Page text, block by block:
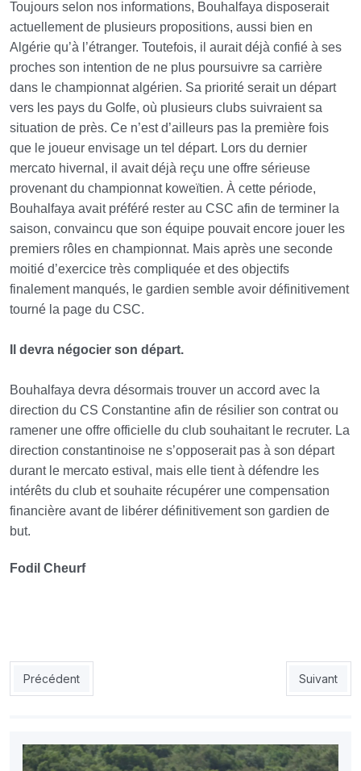
Toujours selon nos informations, Bouhalfaya disposerait
actuellement de plusieurs propositions, aussi bien en
Algérie qu’à l’étranger. Toutefois, il aurait déjà confié à ses
proches son intention de ne plus poursuivre sa carrière
dans le championnat algérien. Sa priorité serait un départ
vers les pays du Golfe, où plusieurs clubs suivraient sa
situation de près. Ce n’est d’ailleurs pas la première fois
que le joueur envisage un tel départ. Lors du dernier
mercato hivernal, il avait déjà reçu une offre sérieuse
provenant du championnat koweïtien. À cette période,
Bouhalfaya avait préféré rester au CSC afin de terminer la
saison, convaincu que son équipe pouvait encore jouer les
premiers rôles en championnat. Mais après une seconde
moitié d’exercice très compliquée et des objectifs
finalement manqués, le gardien semble avoir définitivement
tourné la page du CSC.
Il devra négocier son départ.
Bouhalfaya devra désormais trouver un accord avec la
direction du CS Constantine afin de résilier son contrat ou
ramener une offre officielle du club souhaitant le recruter. La
direction constantinoise ne s’opposerait pas à son départ
durant le mercato estival, mais elle tient à défendre les
intérêts du club et souhaite récupérer une compensation
financière avant de libérer définitivement son gardien de
but.
Fodil Cheurf
Article précédent : ESS : les cadres, l’autre casse-tête de
Précédent Article
Suivant